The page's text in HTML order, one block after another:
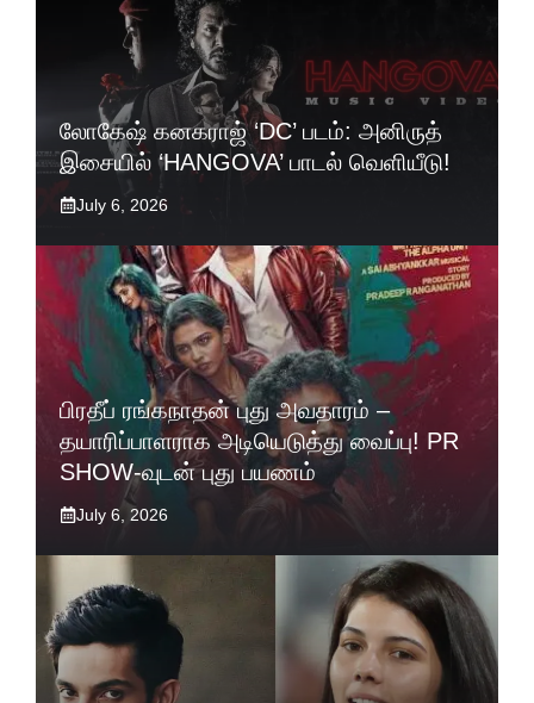
லோகேஷ் கனகராஜ் ‘DC’ படம்: அனிருத்
இசையில் ‘HANGOVA’ பாடல் வெளியீடு!
July 6, 2026
பிரதீப் ரங்கநாதன் புது அவதாரம் –
தயாரிப்பாளராக அடியெடுத்து வைப்பு! PR
SHOW-வுடன் புது பயணம்
July 6, 2026